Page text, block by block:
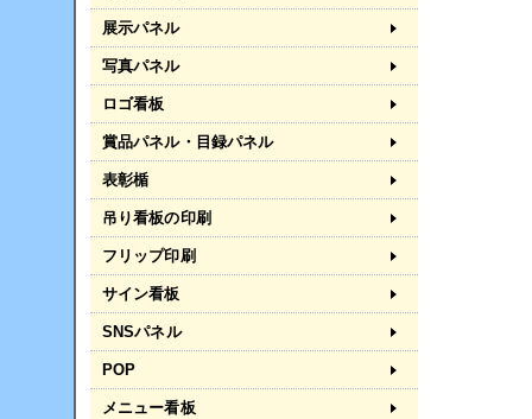
展示パネル
写真パネル
ロゴ看板
賞品パネル・目録パネル
表彰楯
吊り看板の印刷
フリップ印刷
サイン看板
SNSパネル
POP
メニュー看板